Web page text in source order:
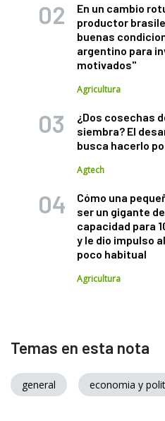
En un cambio
productor
buenas
argentino para
motivados"
Agricultura
¿Dos cosechas
siembra? El
busca hacerlo
Agtech
Cómo una
ser un gigante
capacidad para
y le dio impulso
poco habitual
Agricultura
Temas en esta nota
general economia y